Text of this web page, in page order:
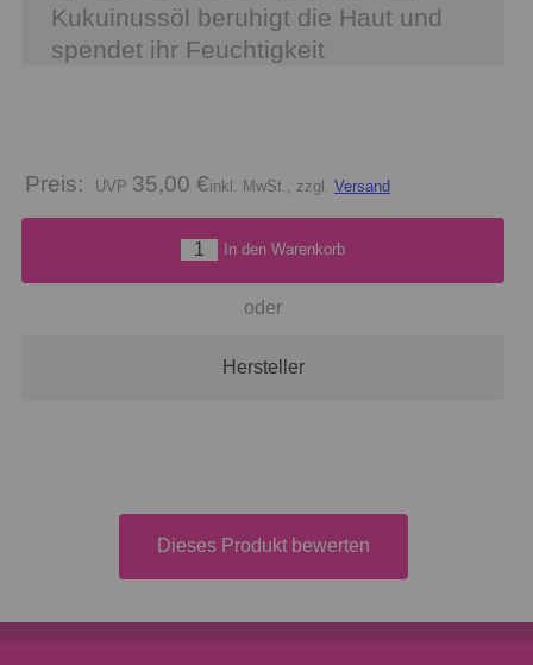
Kukuinussöl beruhigt die Haut und
spendet ihr Feuchtigkeit
Preis: 35,00 €inkl. MwSt., zzgl. Versand
In den Warenkorb
oder
Hersteller
Dieses Produkt bewerten